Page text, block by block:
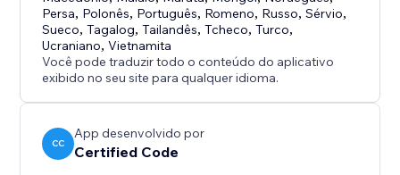
Persa, Polonês, Português, Romeno, Russo,Sérvio,
Sueco,Tagalog,Tailandês,Tcheco,Turco,
Ucraniano,Vietnamita
Você pode traduzir todo o conteúdo do aplicativo
exibido no seu site para qualquer idioma.
CC
App desenvolvido por
Certified Code